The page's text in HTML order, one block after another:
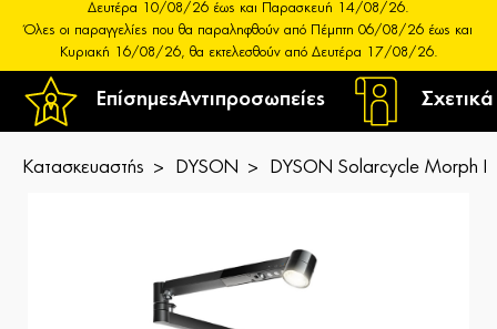
ΕπίσημεςΑντιπροσωπείες
Δευτέρα 10/08/26 έως και Παρασκευή 14/08/26.
Όλες οι παραγγελίες που θα παραληφθούν από Πέμπτη 06/08/26 έως και
Κυριακή 16/08/26, θα εκτελεσθούν από Δευτέρα 17/08/26.
Κατασκευαστής DYSON DYSON Solarcycle Morph